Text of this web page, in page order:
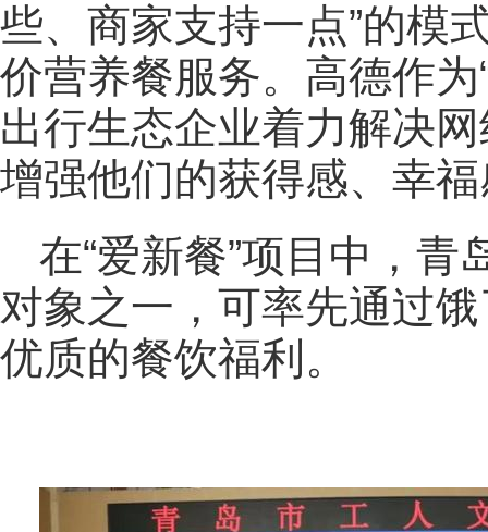
些、商家支持一点”的模
价营养餐服务。高德作
出行生态企业着力解决
增强他们的获得感、幸
在“爱新餐”项目中，
对象之一，可率先通过
优质的餐饮福利。